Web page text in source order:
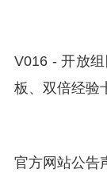
V016 - 开放
板、双倍经验
官方网站公告